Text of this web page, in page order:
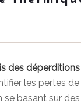
des déperditions
les pertes
se basant sur